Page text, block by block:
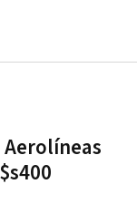
Aerolíneas